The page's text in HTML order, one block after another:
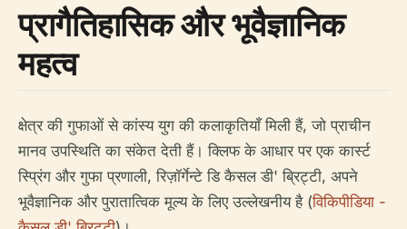
प्रागैतिहासिक और भूवैज्ञानिक
महत्व
क्षेत्र की गुफाओं से कांस्य युग की कलाकृतियाँ मिली हैं, जो प्राचीन
मानव उपस्थिति का संकेत देती हैं। क्लिफ के आधार पर एक कार्स्ट
स्प्रिंग और गुफा प्रणाली, रिज़ॉर्गेन्टे डि कैसल डी' ब्रिट्टी, अपने
भूवैज्ञानिक और पुरातात्विक मूल्य के लिए उल्लेखनीय है (विकिपीडिया -